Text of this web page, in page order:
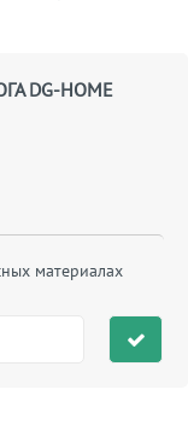
DG-HOME
материалах